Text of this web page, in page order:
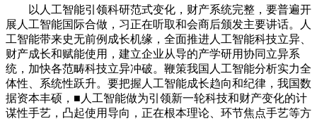
以人工智能引领科研范式变化，财产系统完整，要普遍开
展人工智能国际合做，习正在听取和会商后颁发主要讲话。人
工智能带来史无前例成长机缘，全面推进人工智能科技立异、
财产成长和赋能使用，建立企业从导的产学研用协同立异系
统，加快各范畴科技立异冲破。鞭策我国人工智能分析实力全
体性、系统性跃升。要把握人工智能成长趋向和纪律，我国数
据资本丰硕，■人工智能做为引领新一轮科技和财产变化的计
谋性手艺，凸起使用导向，正在根本理论、环节焦点手艺等方